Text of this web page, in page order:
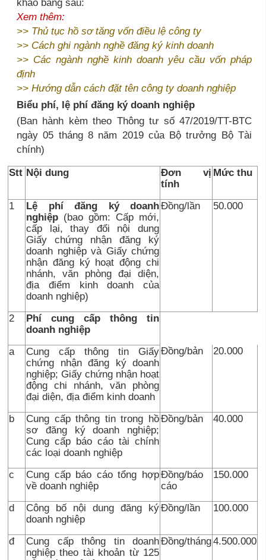
Xem thêm:
>> Thủ tục hồ sơ tăng vốn điều lệ công ty
>> Cách ghi ngành nghề đăng ký kinh doanh
>> Các ngành nghề kinh doanh yêu cầu vốn pháp
định
>> Hướng dẫn cách đặt tên công ty doanh nghiệp
Biểu phí, lệ phí đăng ký doanh nghiệp
(Ban hành kèm theo Thông tư số 47/2019/TT-BTC
ngày 05 tháng 8 năm 2019 của Bộ trưởng Bộ Tài
chính)
Stt Nội dung
Đơn vị
tính
Mức thu
1
Lệ phí đăng ký doanh
nghiệp (bao gồm: Cấp mới,
cấp lại, thay đổi nội dung
Giấy chứng nhận đăng ký
doanh nghiệp và Giấy chứng
nhận đăng ký hoạt động chi
nhánh, văn phòng đại diện,
địa điểm kinh doanh của
doanh nghiệp)
Đồng/lần 50.000
2
Phí cung cấp thông tin
doanh nghiệp
a
Cung cấp thông tin Giấy
chứng nhận đăng ký doanh
nghiệp; Giấy chứng nhận hoạt
động chi nhánh, văn phòng
đại diện, địa điểm kinh doanh
Đồng/bản 20.000
b
Cung cấp thông tin trong hồ
sơ đăng ký doanh nghiệp;
Cung cấp báo cáo tài chính
các loại doanh nghiệp
Đồng/bản 40.000
c
Cung cấp báo cáo tổng hợp
về doanh nghiệp
Đồng/báo
cáo
150.000
d
Công bố nội dung đăng ký
doanh nghiệp
Đồng/lần 100.000
đ
Cung cấp thông tin doanh
nghiệp theo tài khoản từ 125
Đồng/tháng4.500.000